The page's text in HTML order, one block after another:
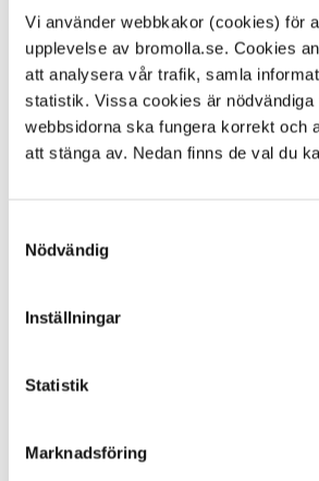
Vi använder webbkakor (cookies) för
upplevelse av bromolla.se. Cookies
att analysera vår trafik, samla
statistik. Vissa cookies är nödvändiga
webbsidorna ska fungera korrekt och
att stänga av. Nedan finns de val du
Nödvändig
Inställningar
Statistik
Marknadsföring
årsredovisningen.
Av dessa tal skapas ett tillväxtindex
jämföra kommunerna.
Skriv ut